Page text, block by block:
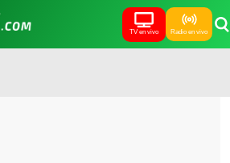
TV en vivo Radio en vivo